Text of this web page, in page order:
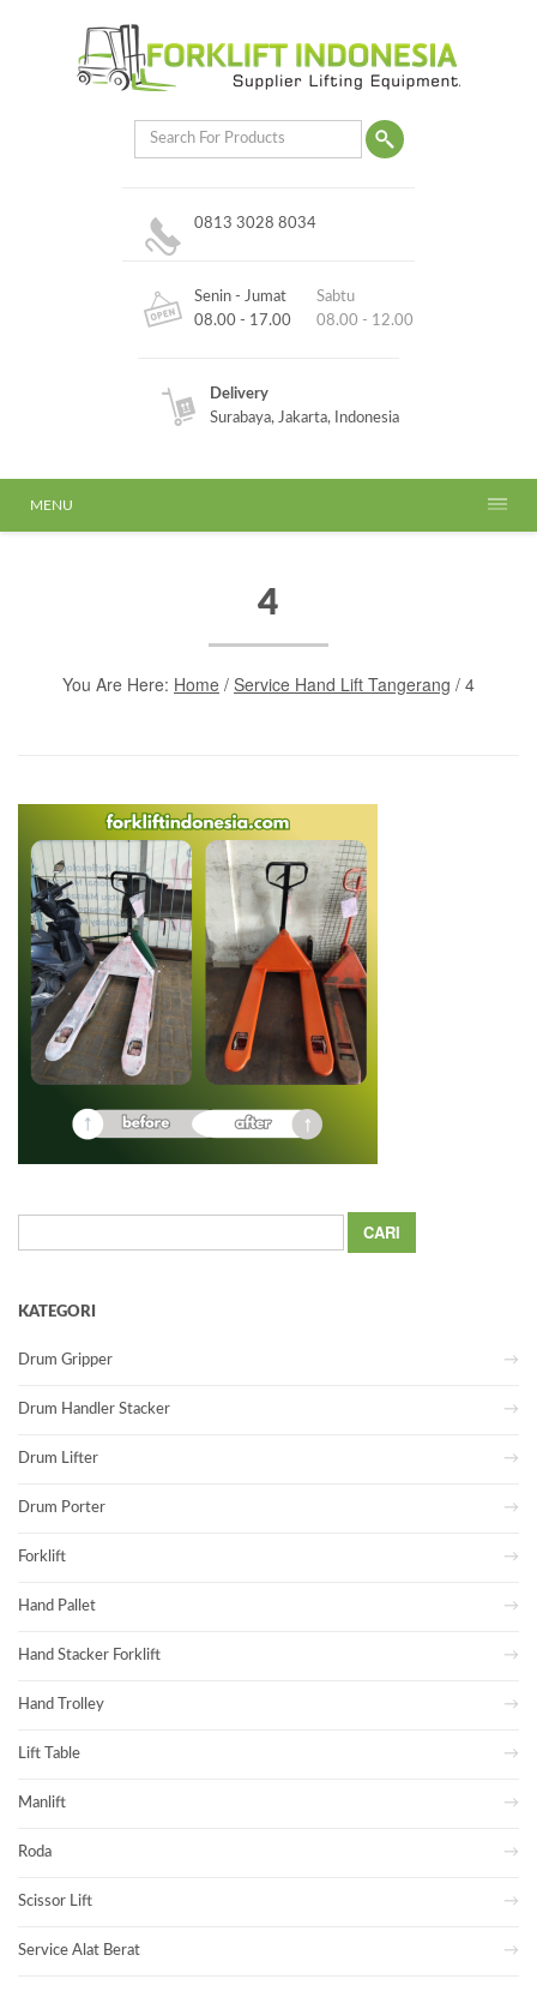
0813 3028 8034
Senin - Jumat
08.00 - 17.00
Sabtu
08.00 - 12.00
Delivery
Surabaya, Jakarta, Indonesia
MENU
4
You Are Here: Home / Service Hand Lift Tangerang / 4
untuk:
KATEGORI
Drum Gripper
Drum Handler Stacker
Drum Lifter
Drum Porter
Forklift
Hand Pallet
Hand Stacker Forklift
Hand Trolley
Lift Table
Manlift
Roda
Scissor Lift
Service Alat Berat